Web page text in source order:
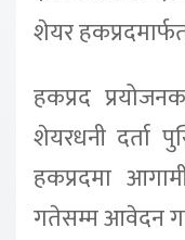
शेयर
हकप्रद
शेयरधनी दर्ता
हकप्रदमा
गतेसम्म आवेदन